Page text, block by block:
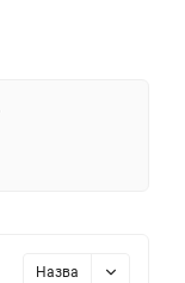
Назва